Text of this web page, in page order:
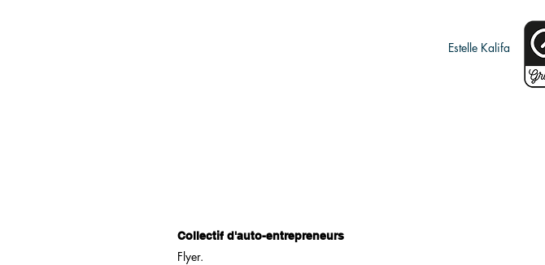
Estelle Kalifa
Collectif d'auto-entrepreneurs
Flyer.